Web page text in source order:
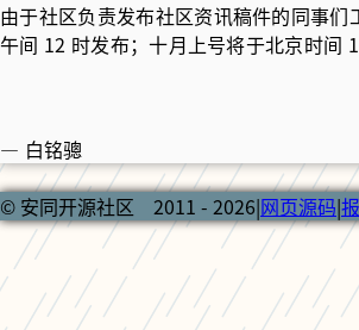
由于社区负责发布社区资讯稿件的同事
午间 12 时发布；十月上号将于北京时间
— 白铭骢
© 安同开源社区 2011 - 2026|网页源码|